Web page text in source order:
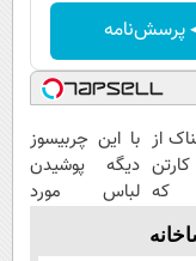
پرسش‌نامه
از
که
شد.
با این چربیسوز
دیگه پوشیدن
لباس مورد